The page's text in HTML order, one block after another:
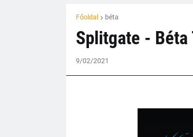
Főoldal béta
Splitgate - Béta
9/02/2021